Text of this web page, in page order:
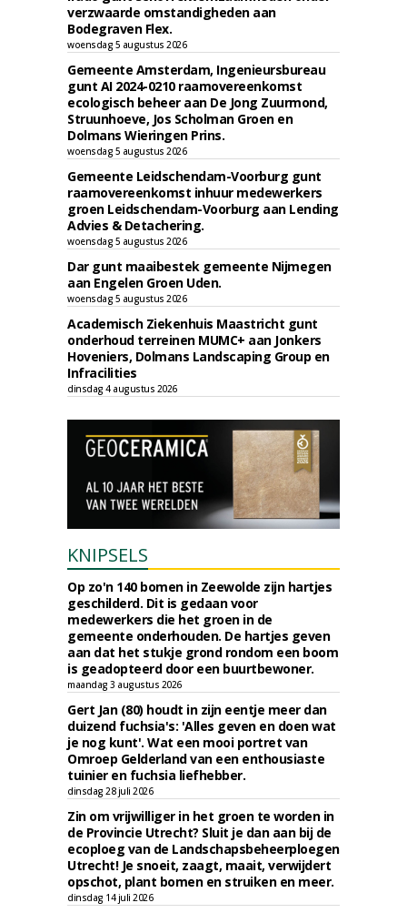
verzwaarde omstandigheden aan
Bodegraven Flex.
woensdag 5 augustus 2026
Gemeente Amsterdam, Ingenieursbureau
gunt AI 2024-0210 raamovereenkomst
ecologisch beheer aan De Jong Zuurmond,
Struunhoeve, Jos Scholman Groen en
Dolmans Wieringen Prins.
woensdag 5 augustus 2026
Gemeente Leidschendam-Voorburg gunt
raamovereenkomst inhuur medewerkers
groen Leidschendam-Voorburg aan Lending
Advies & Detachering.
woensdag 5 augustus 2026
Dar gunt maaibestek gemeente Nijmegen
aan Engelen Groen Uden.
woensdag 5 augustus 2026
Academisch Ziekenhuis Maastricht gunt
onderhoud terreinen MUMC+ aan Jonkers
Hoveniers, Dolmans Landscaping Group en
Infracilities
dinsdag 4 augustus 2026
KNIPSELS
Op zo'n 140 bomen in Zeewolde zijn hartjes
geschilderd. Dit is gedaan voor
medewerkers die het groen in de
gemeente onderhouden. De hartjes geven
aan dat het stukje grond rondom een boom
is geadopteerd door een buurtbewoner.
maandag 3 augustus 2026
Gert Jan (80) houdt in zijn eentje meer dan
duizend fuchsia's: 'Alles geven en doen wat
je nog kunt'. Wat een mooi portret van
Omroep Gelderland van een enthousiaste
tuinier en fuchsia liefhebber.
dinsdag 28 juli 2026
Zin om vrijwilliger in het groen te worden in
de Provincie Utrecht? Sluit je dan aan bij de
ecoploeg van de Landschapsbeheerploegen
Utrecht! Je snoeit, zaagt, maait, verwijdert
opschot, plant bomen en struiken en meer.
dinsdag 14 juli 2026